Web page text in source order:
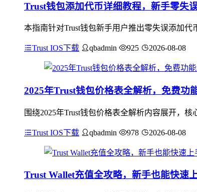
Trust钱包添加代币详细教程，新手零失
本指南针对Trust钱包新手用户推出零失误添加
Trust IOS下载 qbadmin 925 2026-08-08
2025年Trust钱包价格表全解析，免费功
围绕2025年Trust钱包价格表全解析内容展开，
Trust IOS下载 qbadmin 978 2026-08-08
Trust Wallet充值全攻略，新手也能快速